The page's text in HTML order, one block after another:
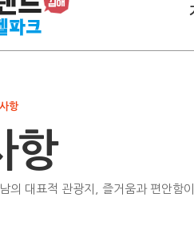
항
항
의 대표적 관광지, 즐거움과 편안함